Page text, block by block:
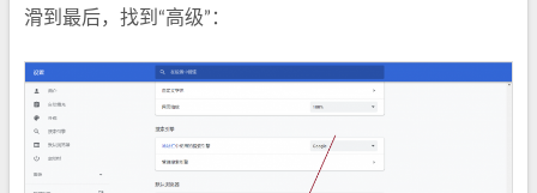
滑到最后，找到“高级”：